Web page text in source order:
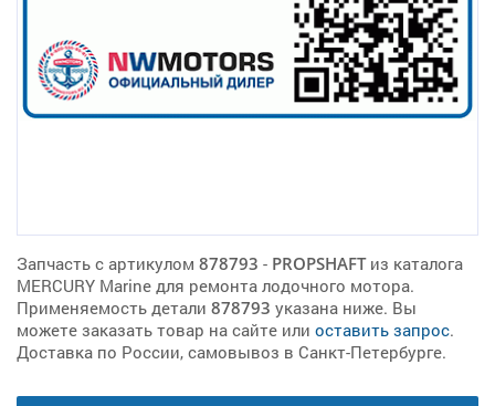
Запчасть с артикулом 878793 - PROPSHAFTиз каталога
MERCURY Marine для ремонта лодочного мотора.
Применяемость детали 878793 указана ниже. Вы
можете заказать товар на сайте или оставить запрос.
Доставка по России, самовывоз в Санкт-Петербурге.